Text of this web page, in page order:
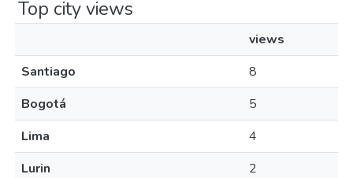
Top city views
views
Santiago
8
Bogotá
5
Lima
4
Lurin
2